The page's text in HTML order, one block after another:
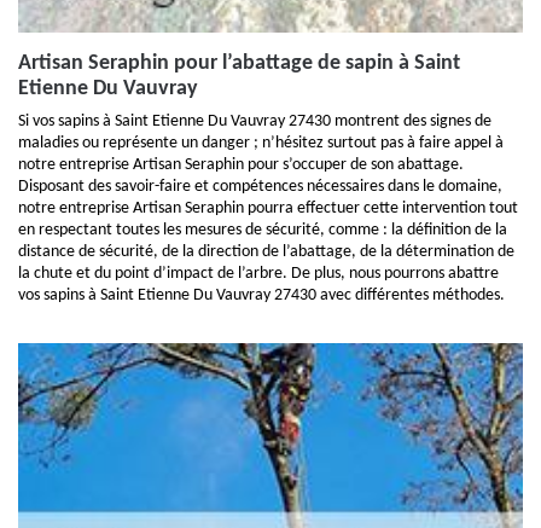
Artisan Seraphin pour l’abattage de sapin à Saint
Etienne Du Vauvray
Si vos sapins à Saint Etienne Du Vauvray 27430 montrent des signes de
maladies ou représente un danger ; n’hésitez surtout pas à faire appel à
notre entreprise Artisan Seraphin pour s’occuper de son abattage.
Disposant des savoir-faire et compétences nécessaires dans le domaine,
notre entreprise Artisan Seraphin pourra effectuer cette intervention tout
en respectant toutes les mesures de sécurité, comme : la définition de la
distance de sécurité, de la direction de l’abattage, de la détermination de
la chute et du point d’impact de l’arbre. De plus, nous pourrons abattre
vos sapins à Saint Etienne Du Vauvray 27430 avec différentes méthodes.